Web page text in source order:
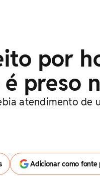
por
preso
atendimento de
Adicionar como